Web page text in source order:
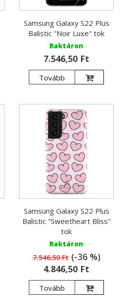
Samsung Galaxy S22 Plus
Balistic "Noir Luxe" tok
Raktáron
7.546,50 Ft
Tovább
Samsung Galaxy S22 Plus
Balistic "Sweetheart Bliss"
tok
Raktáron
7.546,50 Ft(-36 %)
4.846,50 Ft
Tovább